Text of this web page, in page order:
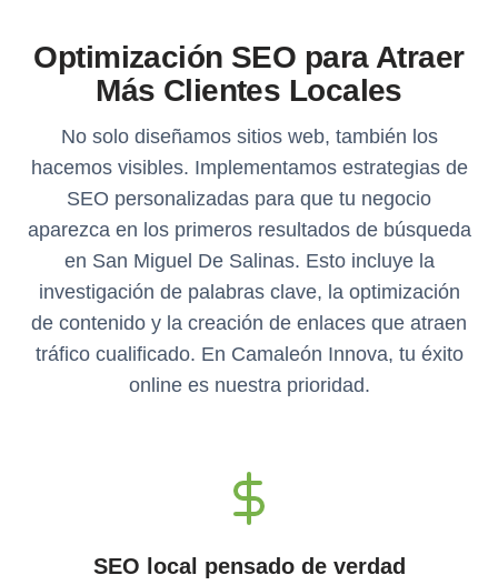
Optimización SEO para Atraer
Más Clientes Locales
No solo diseñamos sitios web, también los
hacemos visibles. Implementamos estrategias de
SEO personalizadas para que tu negocio
aparezca en los primeros resultados de búsqueda
en San Miguel De Salinas. Esto incluye la
investigación de palabras clave, la optimización
de contenido y la creación de enlaces que atraen
tráfico cualificado. En Camaleón Innova, tu éxito
online es nuestra prioridad.
SEO local pensado de verdad